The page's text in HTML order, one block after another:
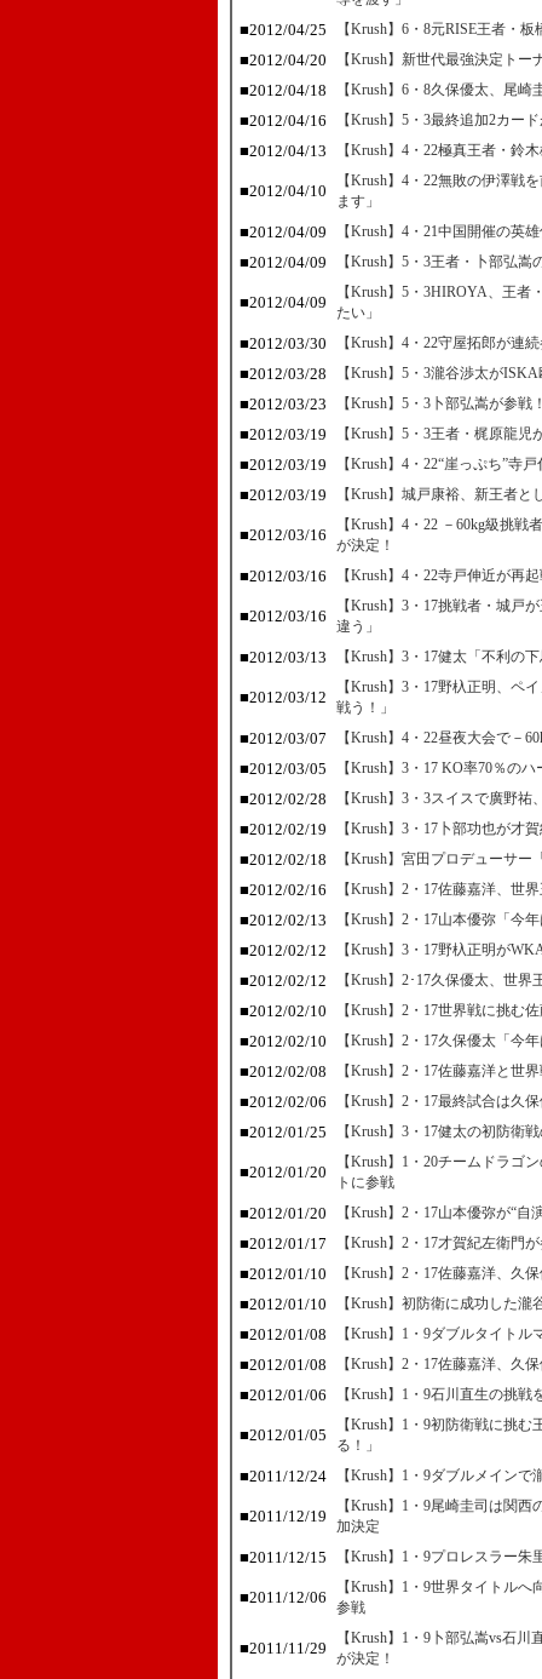
■2012/04/25 【Krush】6・8元RISE王者・
■2012/04/20 【Krush】新世代最強決定ト
■2012/04/18 【Krush】6・8久保優太、尾
■2012/04/16 【Krush】5・3最終追加2カー
■2012/04/13 【Krush】4・22極真王者・鈴
■2012/04/10
【Krush】4・22無敗の伊澤戦
ます」
■2012/04/09 【Krush】4・21中国開催の英
■2012/04/09 【Krush】5・3王者・卜部弘
■2012/04/09
【Krush】5・3HIROYA、王
たい」
■2012/03/30 【Krush】4・22守屋拓郎が連
■2012/03/28 【Krush】5・3瀧谷渉太が
■2012/03/23 【Krush】5・3卜部弘嵩が参
■2012/03/19 【Krush】5・3王者・梶原龍
■2012/03/19 【Krush】4・22“崖っぷち”寺
■2012/03/19 【Krush】城戸康裕、新王者
■2012/03/16
【Krush】4・22 －60kg級挑
が決定！
■2012/03/16 【Krush】4・22寺戸伸近が再
■2012/03/16
【Krush】3・17挑戦者・城戸
違う」
■2012/03/13 【Krush】3・17健太「不利の
■2012/03/12
【Krush】3・17野杁正明、ペ
戦う！」
■2012/03/07 【Krush】4・22昼夜大会で－
■2012/03/05 【Krush】3・17 KO率70％の
■2012/02/28 【Krush】3・3スイスで廣野
■2012/02/19 【Krush】3・17卜部功也が才
■2012/02/18 【Krush】宮田プロデューサ
■2012/02/16 【Krush】2・17佐藤嘉洋、世
■2012/02/13 【Krush】2・17山本優弥「今
■2012/02/12 【Krush】3・17野杁正明が
■2012/02/12 【Krush】2･17久保優太、世
■2012/02/10 【Krush】2・17世界戦に挑む
■2012/02/10 【Krush】2・17久保優太「今
■2012/02/08 【Krush】2・17佐藤嘉洋と世
■2012/02/06 【Krush】2・17最終試合は久
■2012/01/25 【Krush】3・17健太の初防衛
■2012/01/20
【Krush】1・20チームドラゴ
トに参戦
■2012/01/20 【Krush】2・17山本優弥が“
■2012/01/17 【Krush】2・17才賀紀左衛門
■2012/01/10 【Krush】2・17佐藤嘉洋、久
■2012/01/10 【Krush】初防衛に成功した
■2012/01/08 【Krush】1・9ダブルタイト
■2012/01/08 【Krush】2・17佐藤嘉洋、久
■2012/01/06 【Krush】1・9石川直生の挑
■2012/01/05
【Krush】1・9初防衛戦に挑
る！」
■2011/12/24 【Krush】1・9ダブルメイン
■2011/12/19
【Krush】1・9尾崎圭司は関
加決定
■2011/12/15 【Krush】1・9プロレスラー
■2011/12/06
【Krush】1・9世界タイトル
参戦
■2011/11/29
【Krush】1・9卜部弘嵩vs石
が決定！